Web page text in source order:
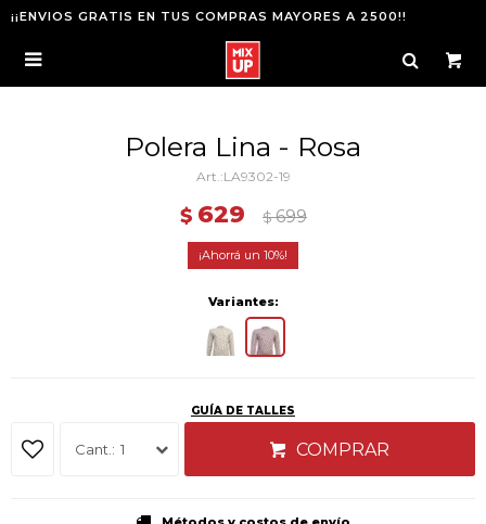
¡¡ENVIOS GRATIS EN TUS COMPRAS MAYORES A 2500!!

Polera Lina - Rosa
LA9302-19
$ 629 $ 699
10
Variantes:
GUÍA DE TALLES
1 COMPRAR